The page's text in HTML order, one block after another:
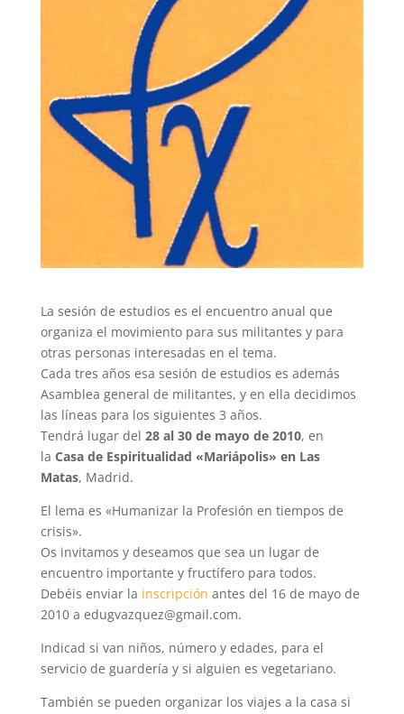
La sesión de estudios es el encuentro anual que
organiza el movimiento para sus militantes y para
otras personas interesadas en el tema.
Cada tres años esa sesión de estudios es además
Asamblea general de militantes, y en ella decidimos
las líneas para los siguientes 3 años.
Tendrá lugar del 28 al 30 de mayo de 2010, en
la Casa de Espiritualidad «Mariápolis» en Las
Matas, Madrid.
El lema es «Humanizar la Profesión en tiempos de
crisis».
Os invitamos y deseamos que sea un lugar de
encuentro importante y fructífero para todos.
Debéis enviar la inscripción antes del 16 de mayo de
2010 a edugvazquez@gmail.com.
Indicad si van niños, número y edades, para el
servicio de guardería y si alguien es vegetariano.
También se pueden organizar los viajes a la casa si